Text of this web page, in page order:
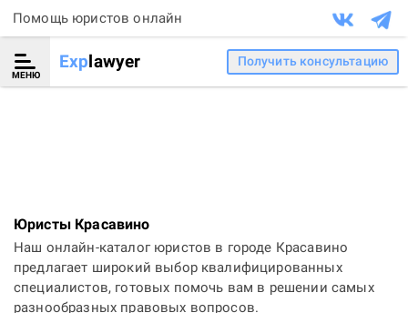
Помощь юристов онлайн
МЕНЮ
Explawyer Получить консультацию
Юристы Красавино
Наш онлайн-каталог юристов в городе Красавино
предлагает широкий выбор квалифицированных
специалистов, готовых помочь вам в решении самых
разнообразных правовых вопросов.